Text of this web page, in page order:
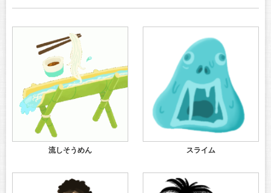
流しそうめん スライム